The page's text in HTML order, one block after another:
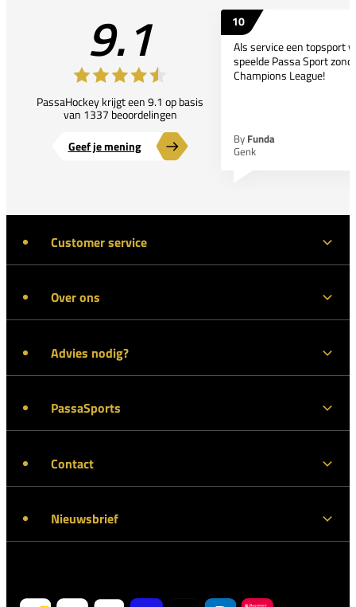
9.1
PassaHockey krijgt een 9.1 op basis
van 1337 beoordelingen
Geef je mening
10
Als service een topsport
speelde Passa Sport
Champions League!
By Funda
Genk
Customer service
Over ons
Advies nodig?
PassaSports
Contact
Nieuwsbrief